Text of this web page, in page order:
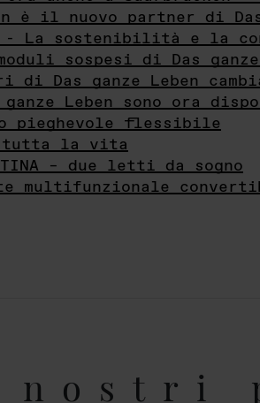
è il nuovo partner di Das
- La sostenibilità e la
sospesi di Das ganze
di Das ganze Leben
Leben sono ora
pieghevole flessibile
tutta la vita
– due letti da sogno
multifunzionale
nostri